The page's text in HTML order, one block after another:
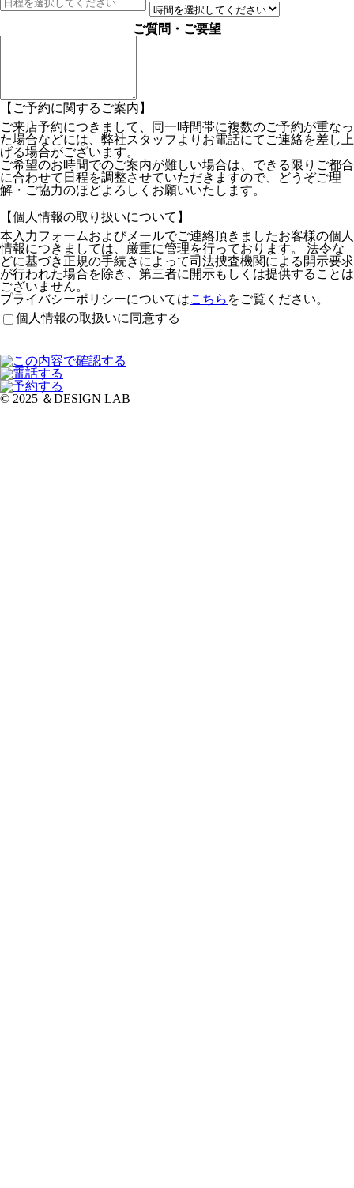
ご質問・ご要望
【ご予約に関するご案内】
ご来店予約につきまして、同一時間帯に複数のご予約が重なっ
た場合などには、弊社スタッフよりお電話にてご連絡を差し上
げる場合がございます。
ご希望のお時間でのご案内が難しい場合は、できる限りご都合
に合わせて日程を調整させていただきますので、どうぞご理
解・ご協力のほどよろしくお願いいたします。
【個人情報の取り扱いについて】
本入力フォームおよびメールでご連絡頂きましたお客様の個人
情報につきましては、厳重に管理を行っております。 法令な
どに基づき正規の手続きによって司法捜査機関による開示要求
が行われた場合を除き、第三者に開示もしくは提供することは
ございません。
プライバシーポリシーについてはこちら をご覧ください。
個人情報の取扱いに同意する
© 2025 ＆DESIGN LAB